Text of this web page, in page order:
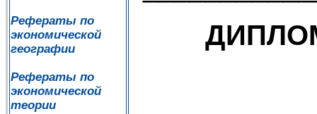
Рефераты по
экономической
географии
Рефераты по
экономической
теории